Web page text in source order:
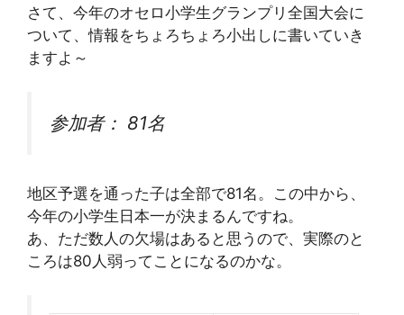
さて、今年のオセロ小学生グランプリ全国大会に
ついて、情報をちょろちょろ小出しに書いていき
ますよ～
参加者： 81名
地区予選を通った子は全部で81名。この中から、
今年の小学生日本一が決まるんですね。
あ、ただ数人の欠場はあると思うので、実際のと
ころは80人弱ってことになるのかな。